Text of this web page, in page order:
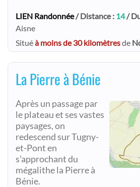
LIEN Randonnée/ Distance : 14/
Aisne
Situéà moins de 30 kilomètresde
La Pierre à Bénie
Après un passage par
le plateau et ses vastes
paysages, on
redescend sur Tugny-
et-Pont en
s’approchant du
mégalithe la Pierre à
Bénie.